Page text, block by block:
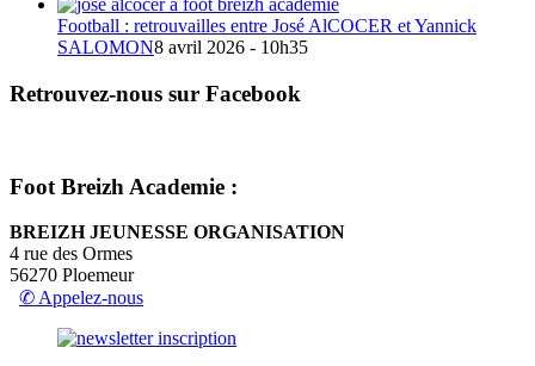
Football : retrouvailles entre José AlCOCER et Yannick
SALOMON8 avril 2026 - 10h35
Retrouvez-nous sur Facebook
Foot Breizh Academie :
BREIZH JEUNESSE ORGANISATION
4 rue des Ormes
56270 Ploemeur
✆ Appelez-nous